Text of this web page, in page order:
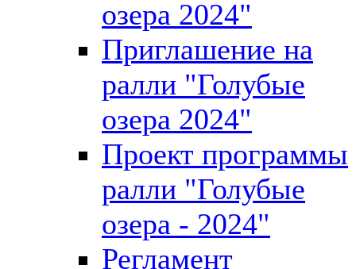
озера 2024"
Приглашение на
ралли "Голубые
озера 2024"
Проект программы
ралли "Голубые
озера - 2024"
Регламент